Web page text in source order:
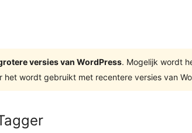
versies van WordPress. Mogelijk wordt
wordt gebruikt met recentere versies van